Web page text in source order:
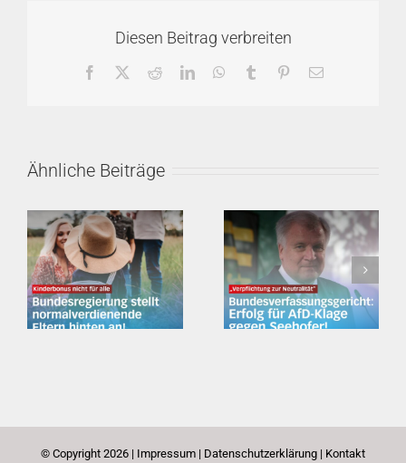
Diesen Beitrag verbreiten
Facebook RedditLinkedInWhatsApp
Tumblr Pinterest
E-
Ähnliche Beiträge
© Copyright 2026 | Impressum | Datenschutzerklärung | Kontakt